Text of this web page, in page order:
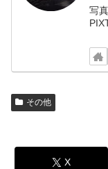
写
その他
X